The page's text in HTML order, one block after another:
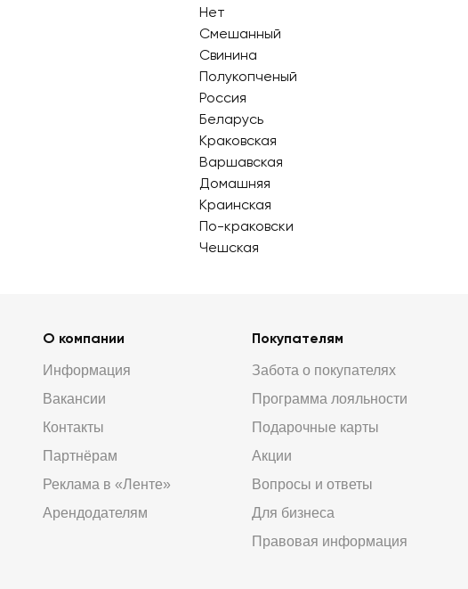
Нет
Смешанный
Свинина
Полукопченый
Россия
Беларусь
Краковская
Варшавская
Домашняя
Краинская
По-краковски
Чешская
О компании
Информация
Вакансии
Контакты
Партнёрам
Реклама в «Ленте»
Арендодателям
Покупателям
Забота о покупателях
Программа лояльности
Подарочные карты
Акции
Вопросы и ответы
Для бизнеса
Правовая информация